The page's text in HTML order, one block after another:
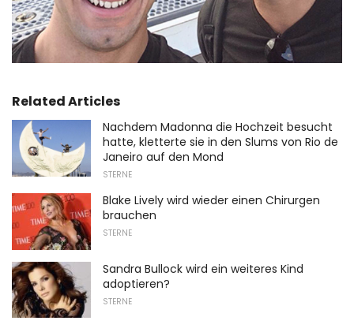
Related Articles
Nachdem Madonna die Hochzeit besucht
hatte, kletterte sie in den Slums von Rio de
Janeiro auf den Mond
STERNE
Blake Lively wird wieder einen Chirurgen
brauchen
STERNE
Sandra Bullock wird ein weiteres Kind
adoptieren?
STERNE